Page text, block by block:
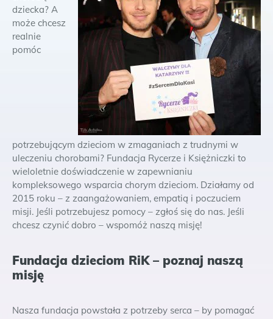
dziecka? A
może chcesz
realnie
pomóc
potrzebującym dzieciom w zmaganiach z trudnymi w
uleczeniu chorobami? Fundacja Rycerze i Księżniczki to
wieloletnie doświadczenie w zapewnianiu
kompleksowego wsparcia chorym dzieciom. Działamy od
2015 roku – z zaangażowaniem, empatią i poczuciem
misji. Jeśli potrzebujesz pomocy – zgłoś się do nas. Jeśli
chcesz czynić dobro – wspomóż naszą misję!
Fundacja dzieciom RiK – poznaj naszą
misję
Nasza fundacja powstała z potrzeby serca – by pomagać